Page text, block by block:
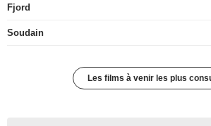
Fjord
Soudain
Les films à venir les plus